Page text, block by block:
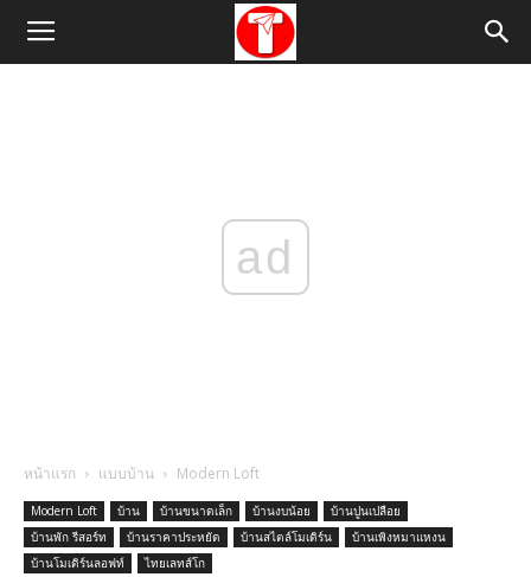
ad
หน้าแรก แบบบ้าน Modern Loft
Modern Loft บ้าน บ้านขนาดเล็ก บ้านงบน้อย
บ้านปูนเปลือย
บ้านพัก รีสอร์ท
บ้านราคาประหยัด บ้านสไตล์โมเดิร์น
บ้านเพิงหมาแหงน
บ้านโมเดิร์นลอฟท์
ไทยเลทส์โก